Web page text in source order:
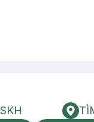
CSKH